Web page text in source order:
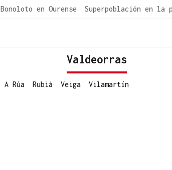
Bonoloto en Ourense Superpoblación en la
Valdeorras
A Rúa Rubiá Veiga Vilamartín